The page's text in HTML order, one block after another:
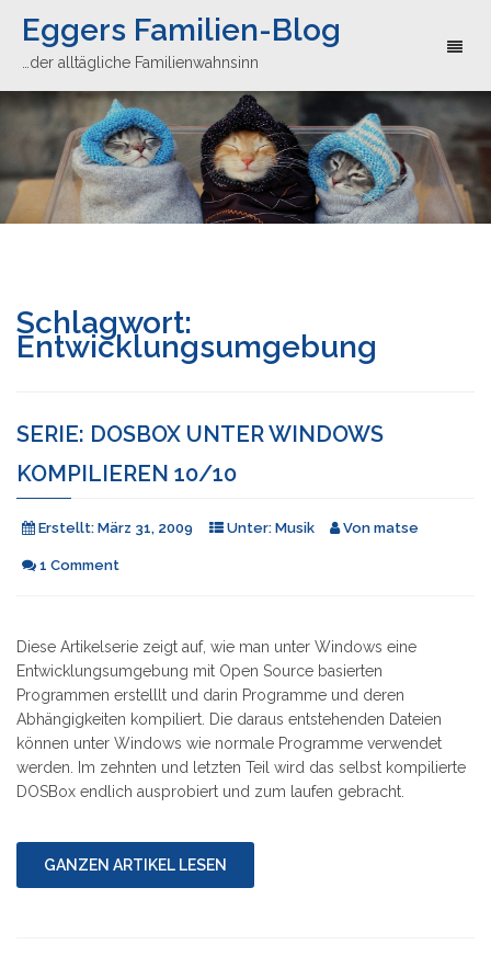
Eggers Familien-Blog
…der alltägliche Familienwahnsinn
Schlagwort:
Entwicklungsumgebung
SERIE: DOSBOX UNTER WINDOWS
KOMPILIEREN 10/10
Erstellt: März 31, 2009 Unter: Musik Von matse
1 Comment
Diese Artikelserie zeigt auf, wie man unter Windows eine
Entwicklungsumgebung mit Open Source basierten
Programmen erstelllt und darin Programme und deren
Abhängigkeiten kompiliert. Die daraus entstehenden Dateien
können unter Windows wie normale Programme verwendet
werden. Im zehnten und letzten Teil wird das selbst kompilierte
DOSBox endlich ausprobiert und zum laufen gebracht.
GANZEN ARTIKEL LESEN